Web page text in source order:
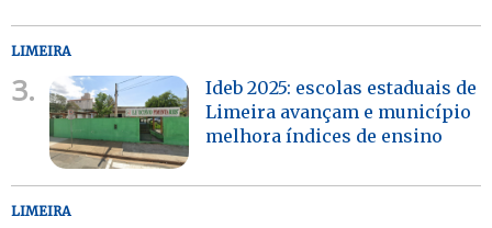
LIMEIRA
3.
Ideb 2025: escolas estaduais de
Limeira avançam e município
melhora índices de ensino
LIMEIRA